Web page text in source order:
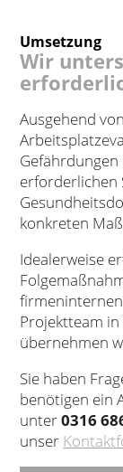
Umsetzung
Wir
Ausgehend
erforderlichen
konkreten
Idealerweise
Projektteam
übernehmen
Sie haben
benötigen ein
unter0316
unser